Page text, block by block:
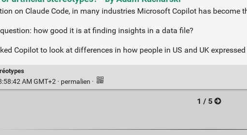
on Claude Code, in many industries Microsoft Copilot has
how good it is at finding insights in a data file?
Copilot to look at differences in how people in US and UK
AM GMT+2 · permalien ·
1 / 5